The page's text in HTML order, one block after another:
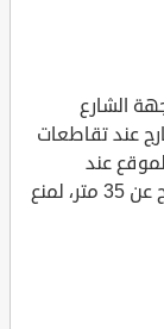
الشارع
عند تقاطعات
عند
التقاطع الرئيسي إلى محور المدخل أو المخرج عن 35 متر، لمنع